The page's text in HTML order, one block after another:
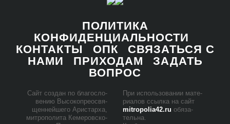
ПОЛИТИКА
КОНФИДЕНЦИАЛЬНОСТИ
КОНТАКТЫ
ОПК
СВЯЗАТЬСЯ С
НАМИ
ПРИХОДАМ
ЗАДАТЬ
ВОПРОС
Сайт со­здан по бла­го­сло­
ве­нию Вы­со­ко­прео­свя­
щен­ней­ше­го Ари­стар­ха,
мит­ро­по­ли­та Ке­ме­ров­ско­
При ис­поль­зо­ва­нии ма­те­
ри­а­лов ссыл­ка на сайт
mitropolia42.ru обя­за­
тель­на.